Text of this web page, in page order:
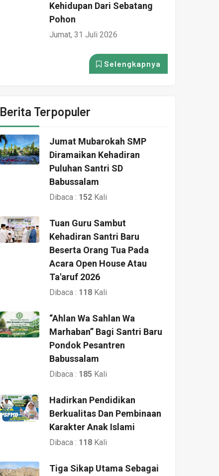
Kehidupan Dari Sebatang
Pohon
Jumat, 31 Juli 2026
Selengkapnya
Berita Terpopuler
Jumat Mubarokah SMP
Diramaikan Kehadiran
Puluhan Santri SD
Babussalam
Dibaca : 152 Kali
Tuan Guru Sambut
Kehadiran Santri Baru
Beserta Orang Tua Pada
Acara Open House Atau
Ta'aruf 2026
Dibaca : 118 Kali
“Ahlan Wa Sahlan Wa
Marhaban” Bagi Santri Baru
Pondok Pesantren
Babussalam
Dibaca : 185 Kali
Hadirkan Pendidikan
Berkualitas Dan Pembinaan
Karakter Anak Islami
Dibaca : 118 Kali
Tiga Sikap Utama Sebagai